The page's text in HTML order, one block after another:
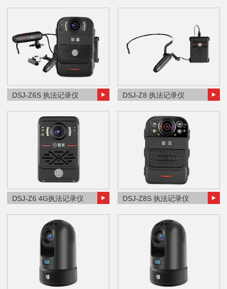
DSJ-Z6S 执法记录仪 DSJ-Z8 执法记录仪
DSJ-Z6 4G执法记录仪 DSJ-Z8S 执法记录仪